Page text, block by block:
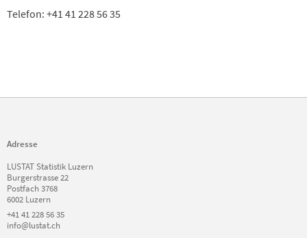
Telefon: +41 41 228 56 35
Adresse
LUSTAT Statistik Luzern
Burgerstrasse 22
Postfach 3768
6002 Luzern
+41 41 228 56 35
info@lustat.ch